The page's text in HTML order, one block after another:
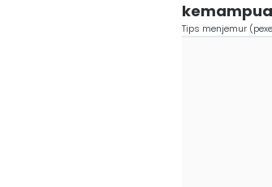
Tips menjemur